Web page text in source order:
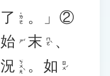
了 ˙ㄌㄜ 。」②
始 ㄕˇ 末 ㄇㄛˋ 、
況 ㄎㄨㄤˋ 。 如 ㄖㄨˊ